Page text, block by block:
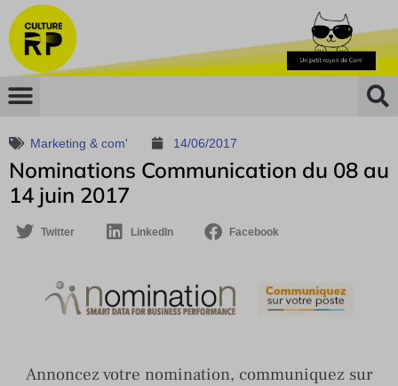
Marketing & com' 14/06/2017
Nominations Communication du 08 au
14 juin 2017
Twitter LinkedIn Facebook
Annoncez votre nomination, communiquez sur